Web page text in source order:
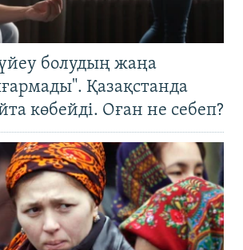
болудың жаңа
Қазақстанда
көбейді. Оған не себеп?